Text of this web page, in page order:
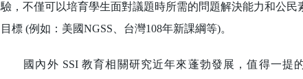
驗，不僅可以培育學生面對議題時所需的問題解決能力和公
目標 (例如：美國NGSS、台灣108年新課綱等)。
國內外 SSI 教育相關研究近年來蓬勃發展，值得一提的